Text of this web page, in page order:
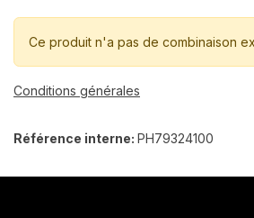
Ce produit n'a pas de combinaison
Conditions générales
Référence interne: PH79324100